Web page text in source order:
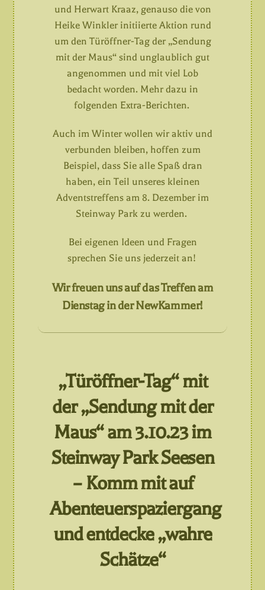
und Herwart Kraaz, genauso die von
Heike Winkler initiierte Aktion rund
um den Türöffner-Tag der „Sendung
mit der Maus“ sind unglaublich gut
angenommen und mit viel Lob
bedacht worden. Mehr dazu in
folgenden Extra-Berichten.
Auch im Winter wollen wir aktiv und
verbunden bleiben, hoffen zum
Beispiel, dass Sie alle Spaß dran
haben, ein Teil unseres kleinen
Adventstreffens am 8. Dezember im
Steinway Park zu werden.
Bei eigenen Ideen und Fragen
sprechen Sie uns jederzeit an!
Wir freuen uns auf das Treffen am
Dienstag in der NewKammer!
„Türöffner-Tag“ mit
der „Sendung mit der
Maus“ am 3.10.23 im
Steinway Park Seesen
– Komm mit auf
Abenteuerspaziergang
und entdecke „wahre
Schätze“